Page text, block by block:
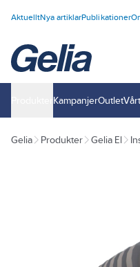
AktuelltNya artiklarPublikationer
KampanjerOutlet
Gelia Produkter Gelia El